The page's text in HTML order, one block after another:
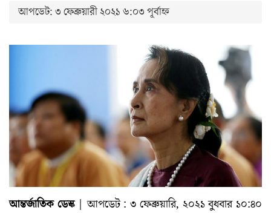
আপডেট: ৩ ফেব্রুয়ারী ২০২১ ৬:০৩ পূর্বাহ্ন
আন্তর্জাতিক ডেস্ক| আপডেট : ৩ ফেব্রুয়ারি, ২০২১ বুধবার ১০:৪০